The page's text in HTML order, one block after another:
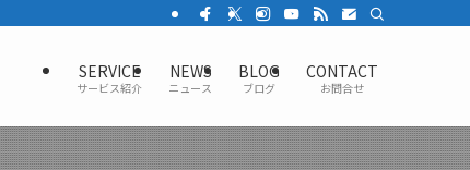
SERVICE
サービス紹介
NEWS
ニュース
BLOG
ブログ
CONTACT
お問合せ